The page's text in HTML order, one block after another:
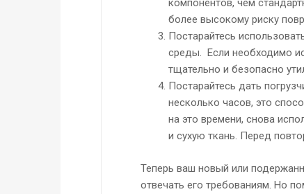
компонентов, чем
более высокому риску
Постарайтесь
среды. Если необходимо
тщательно и безопасно
Постарайтесь дать
несколько часов, это
на это времени, снова
и сухую ткань. Перед
Теперь ваш новый или
отвечать его требованиям. Но